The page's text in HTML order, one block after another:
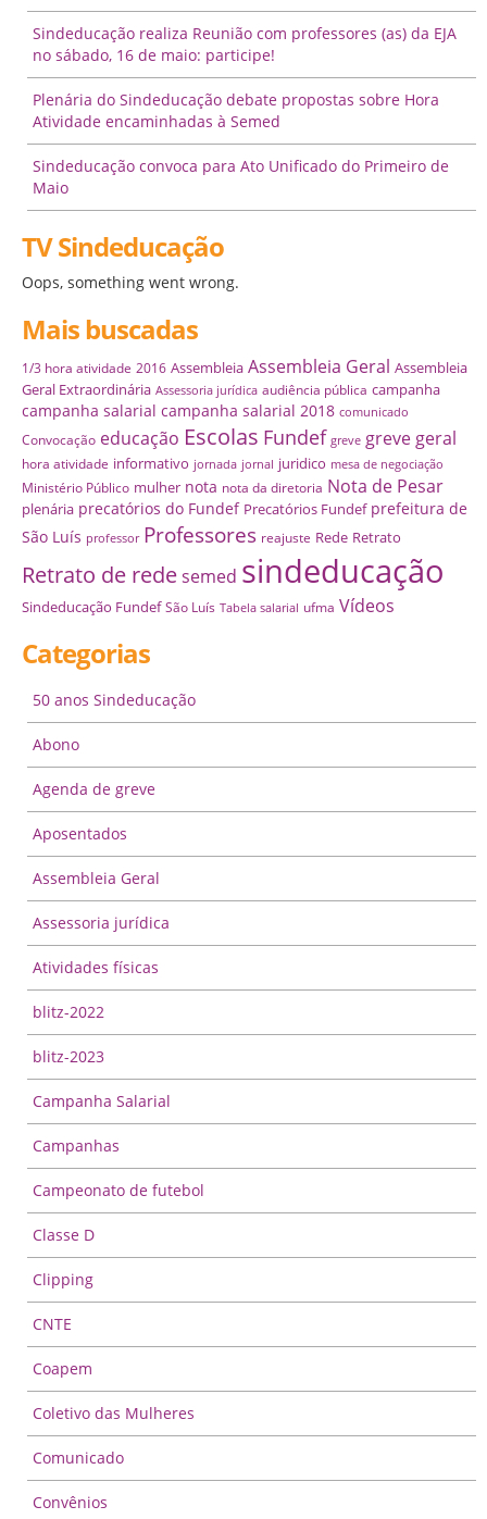
Sindeducação realiza Reunião com professores (as) da EJA
no sábado, 16 de maio: participe!
Plenária do Sindeducação debate propostas sobre Hora
Atividade encaminhadas à Semed
Sindeducação convoca para Ato Unificado do Primeiro de
Maio
TV Sindeducação
Oops, something went wrong.
Mais buscadas
1/3 hora atividade 2016 Assembleia Assembleia Geral Assembleia
Geral Extraordinária Assessoria jurídica audiência pública campanha
campanha salarial campanha salarial 2018 comunicado
Convocação educação Escolas Fundef greve greve geral
hora atividade informativo jornada jornal juridico mesa de negociação
Ministério Público mulher nota nota da diretoria Nota de Pesar
plenária precatórios do Fundef Precatórios Fundef prefeitura de
São Luís professor Professores reajuste Rede Retrato
Retrato de redesemed sindeducação
Sindeducação Fundef São Luís Tabela salarial ufma Vídeos
Categorias
50 anos Sindeducação
Abono
Agenda de greve
Aposentados
Assembleia Geral
Assessoria jurídica
Atividades físicas
blitz-2022
blitz-2023
Campanha Salarial
Campanhas
Campeonato de futebol
Classe D
Clipping
CNTE
Coapem
Coletivo das Mulheres
Comunicado
Convênios